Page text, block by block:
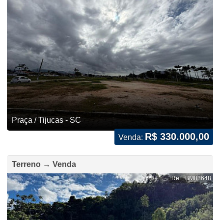
Praça / Tijucas - SC
Venda: R$ 330.000,00
Terreno → Venda
Ref.: BM83648